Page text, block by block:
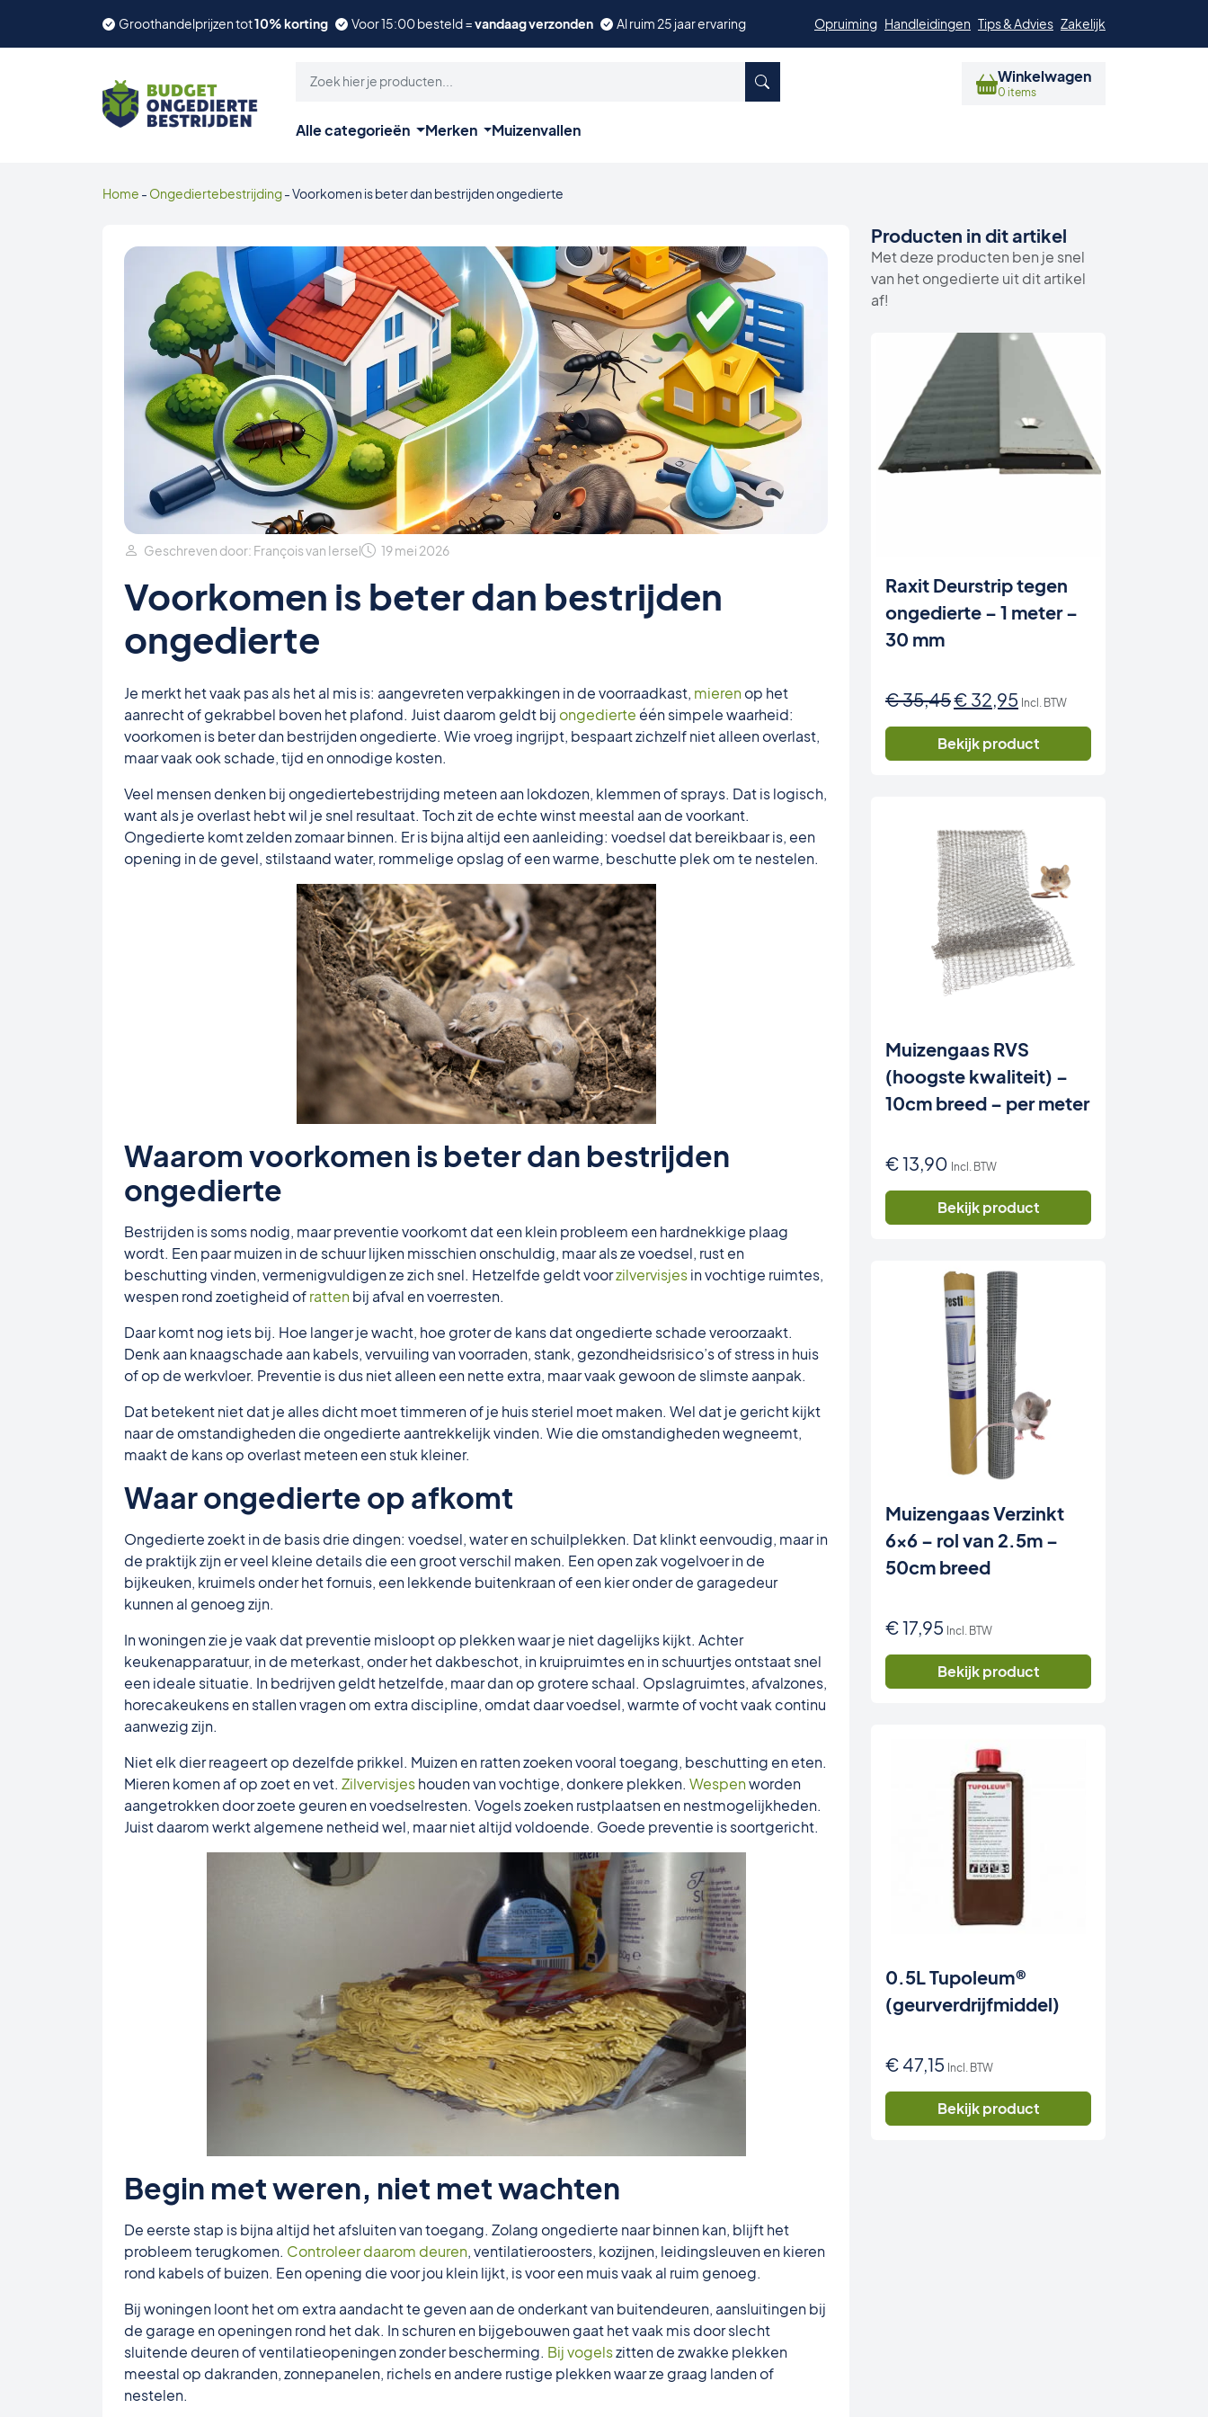
Groothandelprijzen tot10% korting Voor 15:00 besteld =vandaag verzonden Al ruim 25 jaar ervaring Opruiming Handleidingen Tips & Advies Zakelijk
Winkelwagen
0 items
Alle categorieën Merken Muizenvallen
Home - Ongediertebestrijding-Voorkomen is beter dan bestrijden ongedierte
Geschreven door: François van Iersel 19 mei 2026
Voorkomen is beter dan bestrijden
ongedierte
Je merkt het vaak pas als het al mis is: aangevreten verpakkingen in de voorraadkast, mierenop het
aanrecht of gekrabbel boven het plafond. Juist daarom geldt bij ongedierte één simpele waarheid:
voorkomen is beter dan bestrijden ongedierte. Wie vroeg ingrijpt, bespaart zichzelf niet alleen overlast,
maar vaak ook schade, tijd en onnodige kosten.
Veel mensen denken bij ongediertebestrijding meteen aan lokdozen, klemmen of sprays. Dat is logisch,
want als je overlast hebt wil je snel resultaat. Toch zit de echte winst meestal aan de voorkant.
Ongedierte komt zelden zomaar binnen. Er is bijna altijd een aanleiding: voedsel dat bereikbaar is, een
opening in de gevel, stilstaand water, rommelige opslag of een warme, beschutte plek om te nestelen.
Waarom voorkomen is beter dan bestrijden
ongedierte
Bestrijden is soms nodig, maar preventie voorkomt dat een klein probleem een hardnekkige plaag
wordt. Een paar muizen in de schuur lijken misschien onschuldig, maar als ze voedsel, rust en
beschutting vinden, vermenigvuldigen ze zich snel. Hetzelfde geldt voorzilvervisjesin vochtige ruimtes,
wespen rond zoetigheid ofrattenbij afval en voerresten.
Daar komt nog iets bij. Hoe langer je wacht, hoe groter de kans dat ongedierte schade veroorzaakt.
Denk aan knaagschade aan kabels, vervuiling van voorraden, stank, gezondheidsrisico’s of stress in huis
of op de werkvloer. Preventie is dus niet alleen een nette extra, maar vaak gewoon de slimste aanpak.
Dat betekent niet dat je alles dicht moet timmeren of je huis steriel moet maken. Wel dat je gericht kijkt
naar de omstandigheden die ongedierte aantrekkelijk vinden. Wie die omstandigheden wegneemt,
maakt de kans op overlast meteen een stuk kleiner.
Waar ongedierte op afkomt
Ongedierte zoekt in de basis drie dingen: voedsel, water en schuilplekken. Dat klinkt eenvoudig, maar in
de praktijk zijn er veel kleine details die een groot verschil maken. Een open zak vogelvoer in de
bijkeuken, kruimels onder het fornuis, een lekkende buitenkraan of een kier onder de garagedeur
kunnen al genoeg zijn.
In woningen zie je vaak dat preventie misloopt op plekken waar je niet dagelijks kijkt. Achter
keukenapparatuur, in de meterkast, onder het dakbeschot, in kruipruimtes en in schuurtjes ontstaat snel
een ideale situatie. In bedrijven geldt hetzelfde, maar dan op grotere schaal. Opslagruimtes, afvalzones,
horecakeukens en stallen vragen om extra discipline, omdat daar voedsel, warmte of vocht vaak continu
aanwezig zijn.
Niet elk dier reageert op dezelfde prikkel. Muizen en ratten zoeken vooral toegang, beschutting en eten.
Mieren komen af op zoet en vet. Zilvervisjeshouden van vochtige, donkere plekken. Wespenworden
aangetrokken door zoete geuren en voedselresten. Vogels zoeken rustplaatsen en nestmogelijkheden.
Juist daarom werkt algemene netheid wel, maar niet altijd voldoende. Goede preventie is soortgericht.
Begin met weren, niet met wachten
De eerste stap is bijna altijd het afsluiten van toegang. Zolang ongedierte naar binnen kan, blijft het
probleem terugkomen. Controleer daarom deuren, ventilatieroosters, kozijnen, leidingsleuven en kieren
rond kabels of buizen. Een opening die voor jou klein lijkt, is voor een muis vaak al ruim genoeg.
Bij woningen loont het om extra aandacht te geven aan de onderkant van buitendeuren, aansluitingen bij
de garage en openingen rond het dak. In schuren en bijgebouwen gaat het vaak mis door slecht
sluitende deuren of ventilatieopeningen zonder bescherming. Bij vogelszitten de zwakke plekken
meestal op dakranden, zonnepanelen, richels en andere rustige plekken waar ze graag landen of
nestelen.
Producten in dit artikel
Met deze producten ben je snel
van het ongedierte uit dit artikel
af!
Raxit Deurstrip tegen
ongedierte – 1 meter –
30 mm
€35,45Oorspronkelijke
was:
€ 35,45.
€ 32,95 Huidige
is:
€ 32,95.
Incl. BTW
Bekijk product
Muizengaas RVS
(hoogste kwaliteit) –
10cm breed – per meter
€13,90 Incl. BTW
Bekijk product
Muizengaas Verzinkt
6×6 – rol van 2.5m –
50cm breed
€17,95 Incl. BTW
Bekijk product
0.5L Tupoleum®
(geurverdrijfmiddel)
€ 47,15 Incl. BTW
Bekijk product